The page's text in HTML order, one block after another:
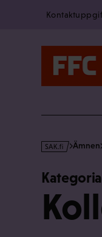
s
k
·
Ämnen